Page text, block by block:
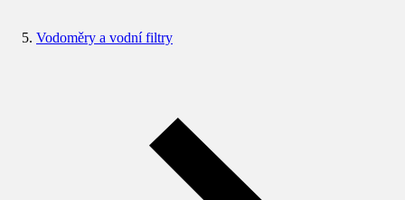
Vodoměry a vodní filtry